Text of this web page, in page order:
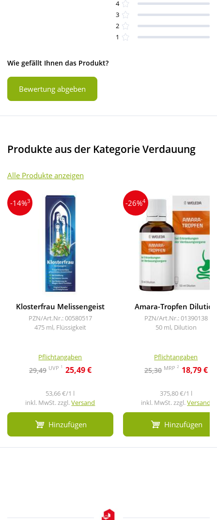
4
3
2
1
Wie gefällt Ihnen das Produkt?
Bewertung abgeben
Produkte aus der Kategorie Verdauung
Alle Produkte anzeigen
-14%3
Klosterfrau Melissengeist
PZN/Art.Nr.: 00580517
475 ml, Flüssigkeit
Pflichtangaben
29,49 UVP 1 25,49 €
53,66 €/1 l
inkl. MwSt. zzgl.Versand
Hinzufügen
-26%4
Amara-Tropfen Dilution
PZN/Art.Nr.: 01390138
50 ml, Dilution
Pflichtangaben
25,30 MRP 2 18,79 €
375,80 €/1 l
inkl. MwSt. zzgl.Versand
Hinzufügen